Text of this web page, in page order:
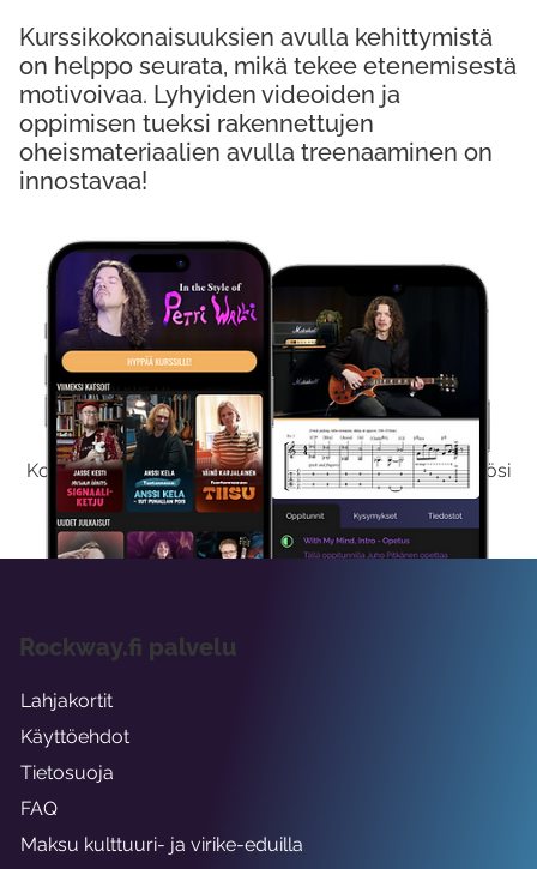
Kokeile Ilmaiseksi
Kokeilemalla ilmaiseksi saat koko sisältömme käyttöösi
viikon ajaksi.
Kurssikokonaisuuksien avulla kehittymistä
on helppo seurata, mikä tekee etenemisestä
motivoivaa. Lyhyiden videoiden ja
oppimisen tueksi rakennettujen
oheismateriaalien avulla treenaaminen on
innostavaa!
Rockway.fi palvelu
Lahjakortit
Käyttöehdot
Tietosuoja
FAQ
Maksu kulttuuri- ja virike-eduilla